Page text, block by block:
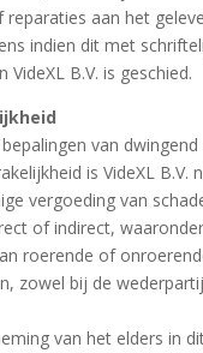
reparaties aan het
indien dit met
B.V. is geschied.
van
is VideXL B.V.
vergoeding van
of indirect, waaronder
roerende of
zowel bij de
van het elders in